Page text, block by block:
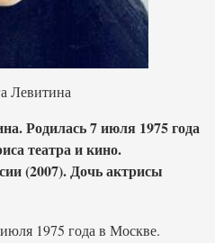
Родилась 7 июля 1975 года
театра и кино.
(2007). Дочь актрисы
1975 года в Москве.